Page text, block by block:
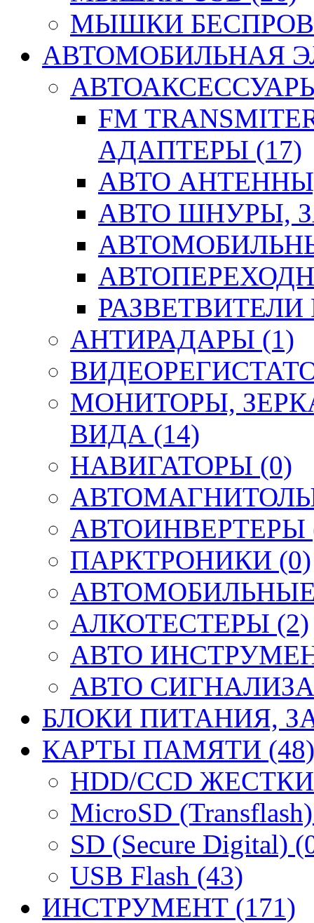
МЫШКИ
АВТОМОБИЛЬНАЯ
FM
АДАПТЕРЫ (17)
АВТО
АВТО ШНУРЫ,
РАЗВЕТВИТЕЛИ
АНТИРАДАРЫ (1)
МОНИТОРЫ,
ВИДА (14)
НАВИГАТОРЫ (0)
АВТОИНВЕРТЕРЫ
ПАРКТРОНИКИ (0)
АЛКОТЕСТЕРЫ (2)
АВТО
АВТО
БЛОКИ ПИТАНИЯ,
КАРТЫ ПАМЯТИ (48)
HDD/CCD
MicroSD
SD (Secure Digital)
USB Flash (43)
ИНСТРУМЕНТ (171)